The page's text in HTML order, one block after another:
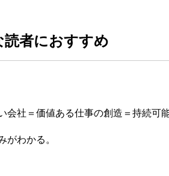
読者におすすめ
会社＝価値ある仕事の創造＝持続可
がわかる。